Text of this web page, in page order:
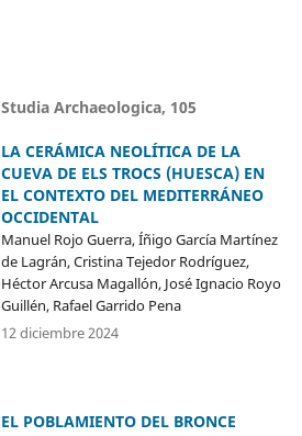
Studia Archaeologica, 105
LA CERÁMICA NEOLÍTICA DE LA
CUEVA DE ELS TROCS (HUESCA) EN
EL CONTEXTO DEL MEDITERRÁNEO
OCCIDENTAL
Manuel Rojo Guerra, Íñigo García Martínez
de Lagrán, Cristina Tejedor Rodríguez,
Héctor Arcusa Magallón, José Ignacio Royo
Guillén, Rafael Garrido Pena
12 diciembre 2024
EL POBLAMIENTO DEL BRONCE